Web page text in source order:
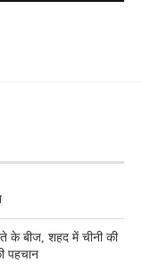
के बीज, शहद में चीनी की
पहचान